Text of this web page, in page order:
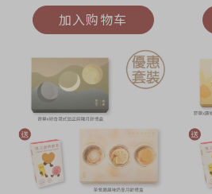
加入购物车